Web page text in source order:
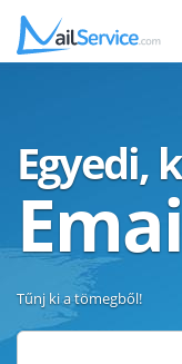
Egyedi,
Tűnj ki a tömegből!